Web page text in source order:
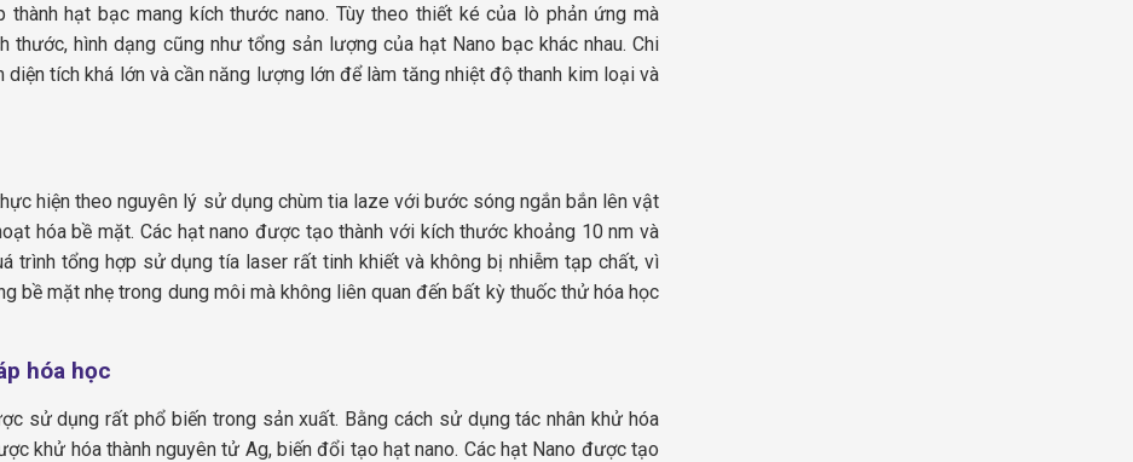
hạt bạc mang kích thước nano. Tùy theo thiết ké của lò phản ứng mà
thước, hình dạng cũng như tổng sản lượng của hạt Nano bạc khác nhau. Chi
tích khá lớn và cần năng lượng lớn để làm tăng nhiệt độ thanh kim loại và
hiện theo nguyên lý sử dụng chùm tia laze với bước sóng ngắn bắn lên vật
hóa bề mặt. Các hạt nano được tạo thành với kích thước khoảng 10 nm và
trình tổng hợp sử dụng tía laser rất tinh khiết và không bị nhiễm tạp chất, vì
bề mặt nhẹ trong dung môi mà không liên quan đến bất kỳ thuốc thử hóa học
hóa học
sử dụng rất phổ biến trong sản xuất. Bằng cách sử dụng tác nhân khử hóa
khử hóa thành nguyên tử Ag, biến đổi tạo hạt nano. Các hạt Nano được tạo